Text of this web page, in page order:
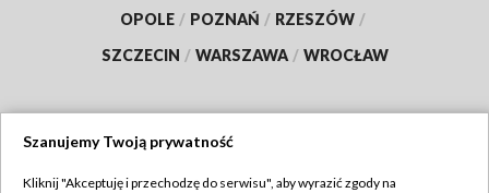
OPOLE / POZNAŃ / RZESZÓW /
SZCZECIN / WARSZAWA / WROCŁAW
Szanujemy Twoją prywatność
Kliknij "Akceptuję i przechodzę do serwisu", aby wyrazić zgody na